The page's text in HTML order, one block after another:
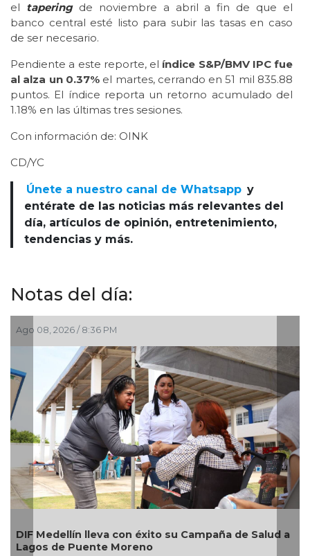
el taperingde noviembre a abril a fin de que el
banco central esté listo para subir las tasas en caso
de ser necesario.
Pendiente a este reporte, el índice S&P/BMV IPC fue
al alza un 0.37%el martes, cerrando en 51 mil 835.88
puntos. El índice reporta un retorno acumulado del
1.18% en las últimas tres sesiones.
Con información de: OINK
CD/YC
Únete a nuestro canal de Whatsapp y
entérate de las noticias más relevantes del
día, artículos de opinión, entretenimiento,
tendencias y más.
Notas del día:
Ago 08, 2026 / 8:36 PM
DIF Medellín lleva con éxito su Campaña de Salud a
Lagos de Puente Moreno